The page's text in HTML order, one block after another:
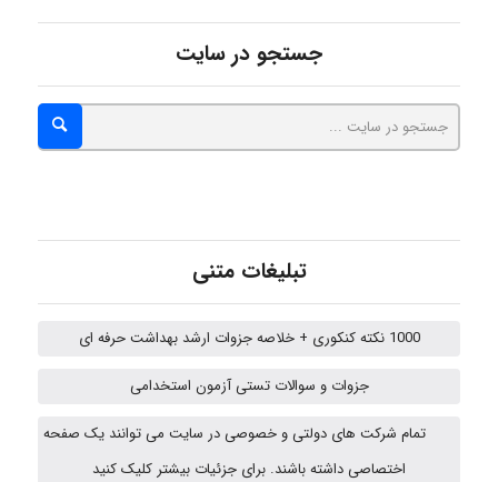
Chehri
roya_boostani
Poubakhtiari
جستجو در سایت
تبلیغات متنی
1000 نکته کنکوری + خلاصه جزوات ارشد بهداشت حرفه ای
جزوات و سوالات تستی آزمون استخدامی
تمام شرکت های دولتی و خصوصی در سایت می توانند یک صفحه
اختصاصی داشته باشند. برای جزئیات بیشتر کلیک کنید